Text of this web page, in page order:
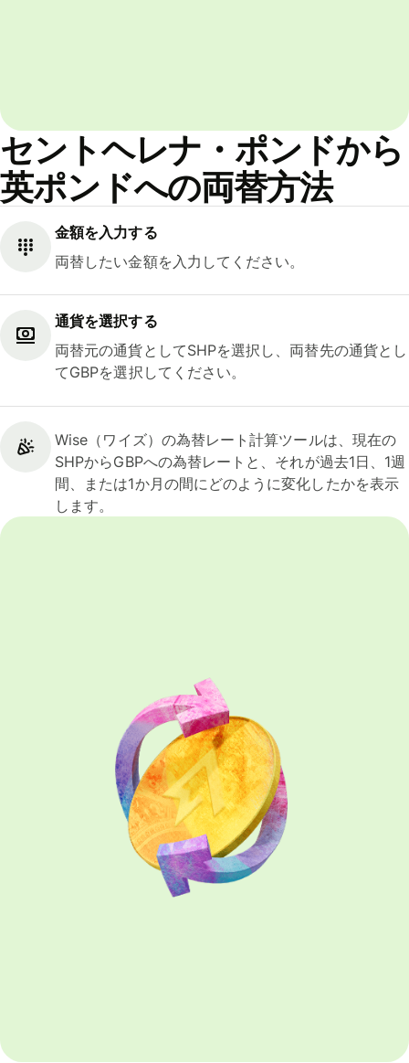
セントヘレナ・ポンドから
英ポンドへの両替方法
金額を入力する
両替したい金額を入力してください。
通貨を選択する
両替元の通貨としてSHPを選択し、両替先の通貨とし
てGBPを選択してください。
Wise（ワイズ）の為替レート計算ツールは、現在の
SHPからGBPへの為替レートと、それが過去1日、1週
間、または1か月の間にどのように変化したかを表示
します。